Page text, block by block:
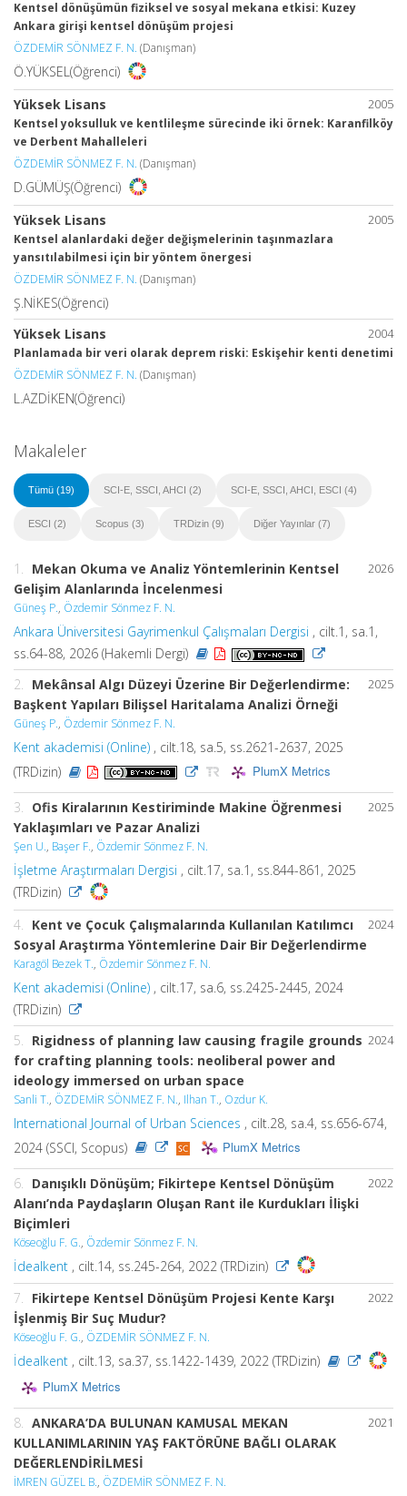
Kentsel dönüşümün fiziksel ve sosyal mekana etkisi: Kuzey
Ankara girişi kentsel dönüşüm projesi
ÖZDEMİR SÖNMEZ F. N. (Danışman)
Ö.YÜKSEL(Öğrenci)
2005
Yüksek Lisans
Kentsel yoksulluk ve kentlileşme sürecinde iki örnek: Karanfilköy
ve Derbent Mahalleleri
ÖZDEMİR SÖNMEZ F. N. (Danışman)
D.GÜMÜŞ(Öğrenci)
2005
Yüksek Lisans
Kentsel alanlardaki değer değişmelerinin taşınmazlara
yansıtılabilmesi için bir yöntem önergesi
ÖZDEMİR SÖNMEZ F. N. (Danışman)
Ş.NİKES(Öğrenci)
2004
Yüksek Lisans
Planlamada bir veri olarak deprem riski: Eskişehir kenti denetimi
ÖZDEMİR SÖNMEZ F. N. (Danışman)
L.AZDİKEN(Öğrenci)
Makaleler
Tümü (19) SCI-E, SSCI, AHCI (2) SCI-E, SSCI, AHCI, ESCI (4)
ESCI (2) Scopus (3) TRDizin (9) Diğer Yayınlar (7)
2026
1.
Mekan Okuma ve Analiz Yöntemlerinin Kentsel
Gelişim Alanlarında İncelenmesi
Güneş P., Özdemir Sönmez F. N.
Ankara Üniversitesi Gayrimenkul Çalışmaları Dergisi , cilt.1, sa.1,
ss.64-88, 2026 (Hakemli Dergi)
2025
2.
Mekânsal Algı Düzeyi Üzerine Bir Değerlendirme:
Başkent Yapıları Bilişsel Haritalama Analizi Örneği
Güneş P., Özdemir Sönmez F. N.
Kent akademisi (Online) , cilt.18, sa.5, ss.2621-2637, 2025
(TRDizin)
PlumX Metrics
2025
3.
Ofis Kiralarının Kestiriminde Makine Öğrenmesi
Yaklaşımları ve Pazar Analizi
Şen U., Başer F., Özdemir Sönmez F. N.
İşletme Araştırmaları Dergisi , cilt.17, sa.1, ss.844-861, 2025
(TRDizin)
2024
4.
Kent ve Çocuk Çalışmalarında Kullanılan Katılımcı
Sosyal Araştırma Yöntemlerine Dair Bir Değerlendirme
Karagöl Bezek T., Özdemir Sönmez F. N.
Kent akademisi (Online) , cilt.17, sa.6, ss.2425-2445, 2024
(TRDizin)
2024
5.
Rigidness of planning law causing fragile grounds
for crafting planning tools: neoliberal power and
ideology immersed on urban space
Sanli T., ÖZDEMİR SÖNMEZ F. N., Ilhan T., Ozdur K.
International Journal of Urban Sciences , cilt.28, sa.4, ss.656-674,
2024 (SSCI, Scopus)
PlumX Metrics
2022
6.
Danışıklı Dönüşüm; Fikirtepe Kentsel Dönüşüm
Alanı’nda Paydaşların Oluşan Rant ile Kurdukları İlişki
Biçimleri
Köseoğlu F. G., Özdemir Sönmez F. N.
İdealkent , cilt.14, ss.245-264, 2022 (TRDizin)
2022
7. Fikirtepe Kentsel Dönüşüm Projesi Kente Karşı
İşlenmiş Bir Suç Mudur?
Köseoğlu F. G., ÖZDEMİR SÖNMEZ F. N.
İdealkent , cilt.13, sa.37, ss.1422-1439, 2022 (TRDizin)
PlumX Metrics
2021
8. ANKARA’DA BULUNAN KAMUSAL MEKAN
KULLANIMLARININ YAŞ FAKTÖRÜNE BAĞLI OLARAK
DEĞERLENDİRİLMESİ
İMREN GÜZEL B., ÖZDEMİR SÖNMEZ F. N.